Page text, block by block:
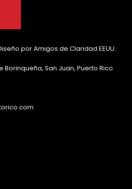
por Amigos de Claridad EEUU.
Borinqueña, San Juan, Puerto Rico